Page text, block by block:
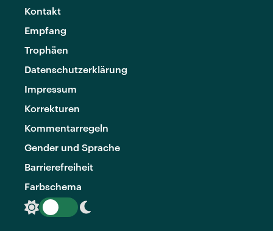
Kontakt
Empfang
Trophäen
Datenschutzerklärung
Impressum
Korrekturen
Kommentarregeln
Gender und Sprache
Barrierefreiheit
Farbschema